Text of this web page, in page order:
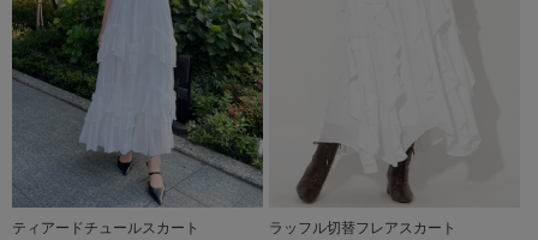
ティアードチュールスカート ラッフル切替フレアスカート